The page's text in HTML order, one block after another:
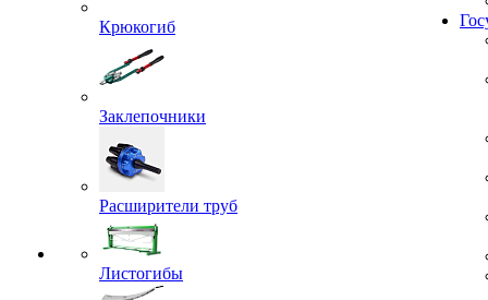
Крюкогиб
Заклепочники
Расширители труб
Листогибы